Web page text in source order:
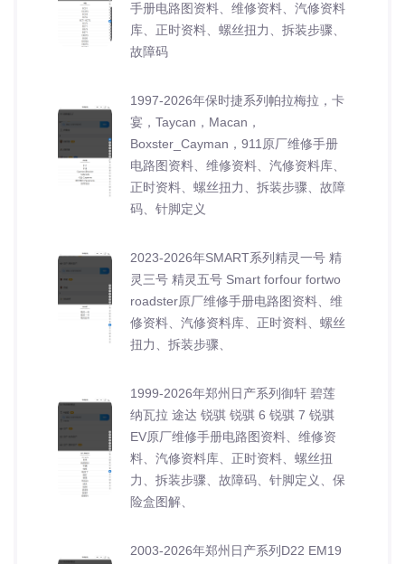
手册电路图资料、维修资料、汽修资料
库、正时资料、螺丝扭力、拆装步骤、
故障码
1997-2026年保时捷系列帕拉梅拉，卡
宴，Taycan，Macan，
Boxster_Cayman，911原厂维修手册
电路图资料、维修资料、汽修资料库、
正时资料、螺丝扭力、拆装步骤、故障
码、针脚定义
2023-2026年SMART系列精灵一号 精
灵三号 精灵五号 Smart forfour fortwo
roadster原厂维修手册电路图资料、维
修资料、汽修资料库、正时资料、螺丝
扭力、拆装步骤、
1999-2026年郑州日产系列御轩 碧莲
纳瓦拉 途达 锐骐 锐骐 6 锐骐 7 锐骐
EV原厂维修手册电路图资料、维修资
料、汽修资料库、正时资料、螺丝扭
力、拆装步骤、故障码、针脚定义、保
险盒图解、
2003-2026年郑州日产系列D22 EM19